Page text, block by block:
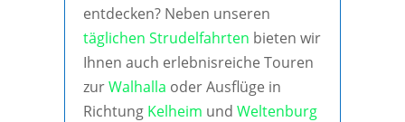
entdecken? Neben unseren
täglichen Strudelfahrten bieten wir
Ihnen auch erlebnisreiche Touren
zurWalhalla oder Ausflüge in
Richtung Kelheim und Weltenburg